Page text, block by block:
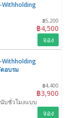
Withholding
฿5,200
฿4,500
จอง
Withholding
อบรม
฿4,400
฿3,900
บชั่วโมงแบบ
จอง